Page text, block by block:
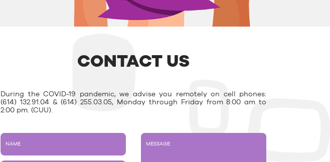
CONTACT US
During the COVID-19 pandemic, we advise you remotely on cell phones:
(614) 132.91.04 & (614) 255.03.05, Monday through Friday from 8:00 am to
2:00 pm. (CUU).